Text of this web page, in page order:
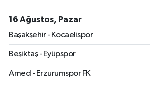
16 Ağustos, Pazar
Başakşehir - Kocaelispor
Beşiktaş - Eyüpspor
Amed - Erzurumspor FK